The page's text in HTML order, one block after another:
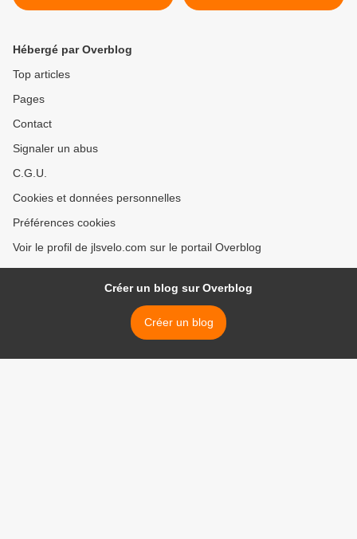
juillet 2017
11 juillet 2017 >
Hébergé par Overblog
Top articles
Pages
Contact
Signaler un abus
C.G.U.
Cookies et données personnelles
Préférences cookies
Voir le profil de jlsvelo.com sur le portail Overblog
Créer un blog sur Overblog
Créer un blog